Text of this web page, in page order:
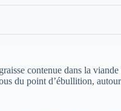
contenue dans la
du point d’ébullition,